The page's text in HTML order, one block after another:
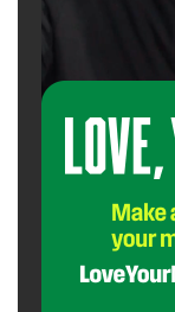
Em
bắt một cách
Saigon